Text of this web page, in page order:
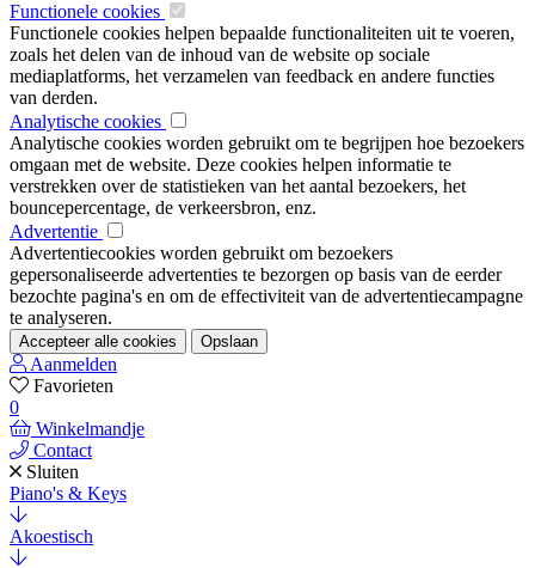
Functionele cookies
Functionele cookies helpen bepaalde functionaliteiten uit te voeren,
zoals het delen van de inhoud van de website op sociale
mediaplatforms, het verzamelen van feedback en andere functies
van derden.
Analytische cookies
Analytische cookies worden gebruikt om te begrijpen hoe bezoekers
omgaan met de website. Deze cookies helpen informatie te
verstrekken over de statistieken van het aantal bezoekers, het
bouncepercentage, de verkeersbron, enz.
Advertentie
Advertentiecookies worden gebruikt om bezoekers
gepersonaliseerde advertenties te bezorgen op basis van de eerder
bezochte pagina's en om de effectiviteit van de advertentiecampagne
te analyseren.
Accepteer alle cookies Opslaan
Aanmelden
Favorieten
0
Winkelmandje
Contact
Sluiten
Piano's & Keys
Akoestisch